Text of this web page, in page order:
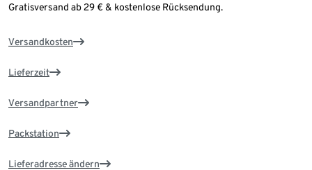
Gratisversand ab 29 € & kostenlose Rücksendung.
Versandkosten
Lieferzeit
Versandpartner
Packstation
Lieferadresse ändern